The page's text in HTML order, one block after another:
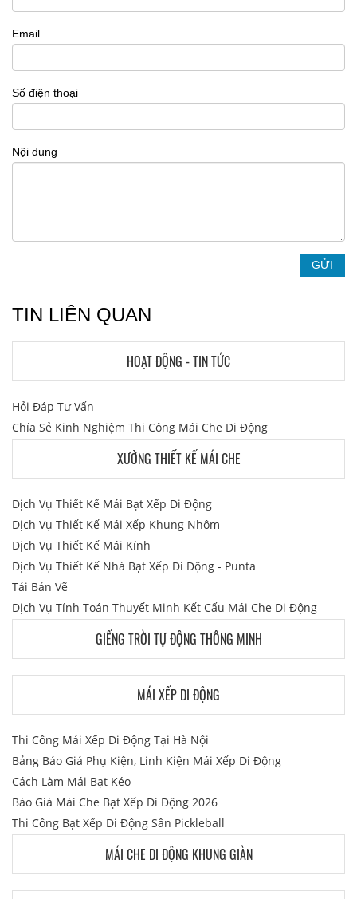
Email
Số điện thoại
Nội dung
TIN LIÊN QUAN
HOẠT ĐỘNG - TIN TỨC
Hỏi Đáp Tư Vấn
Chía Sẻ Kinh Nghiệm Thi Công Mái Che Di Động
XƯỞNG THIẾT KẾ MÁI CHE
Dịch Vụ Thiết Kế Mái Bạt Xếp Di Động
Dịch Vụ Thiết Kế Mái Xếp Khung Nhôm
Dịch Vụ Thiết Kế Mái Kính
Dịch Vụ Thiết Kế Nhà Bạt Xếp Di Động - Punta
Tải Bản Vẽ
Dịch Vụ Tính Toán Thuyết Minh Kết Cấu Mái Che Di Động
GIẾNG TRỜI TỰ ĐỘNG THÔNG MINH
MÁI XẾP DI ĐỘNG
Thi Công Mái Xếp Di Động Tại Hà Nội
Bảng Báo Giá Phụ Kiện, Linh Kiện Mái Xếp Di Động
Cách Làm Mái Bạt Kéo
Báo Giá Mái Che Bạt Xếp Di Động 2026
Thi Công Bạt Xếp Di Động Sân Pickleball
MÁI CHE DI ĐỘNG KHUNG GIÀN